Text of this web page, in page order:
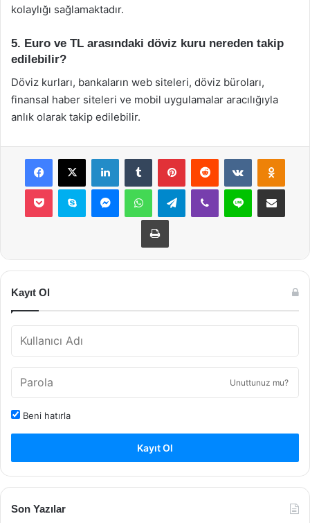
kolaylığı sağlamaktadır.
5. Euro ve TL arasındaki döviz kuru nereden takip
edilebilir?
Döviz kurları, bankaların web siteleri, döviz büroları,
finansal haber siteleri ve mobil uygulamalar aracılığıyla
anlık olarak takip edilebilir.
Facebook
X LinkedInTumblr PinterestReddit VKontakte
Pocket Skype MessengerWhatsAppTelegramViber Line E-Posta ile
Yazdır
Kayıt Ol
Unuttunuz mu?
Beni hatırla
Kayıt Ol
Son Yazılar